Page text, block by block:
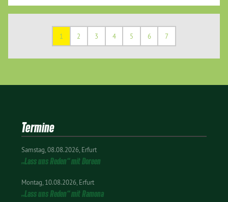
1 2 3 4 5 6 7
Termine
Samstag 08.08.2026 Erfurt
„Lass uns Reden“ mit Doreen
Montag 10.08.2026 Erfurt
„Lass uns Reden“ mit Ramona